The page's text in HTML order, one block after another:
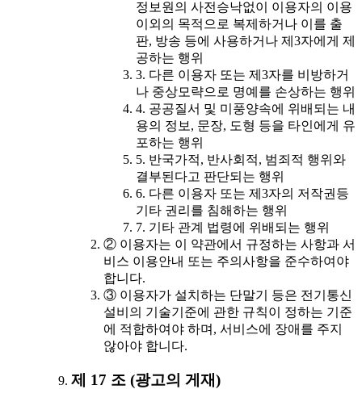
정보원의 사전승낙없이 이용자의 이용
이외의 목적으로 복제하거나 이를 출
판, 방송 등에 사용하거나 제3자에게 제
공하는 행위
3. 다른 이용자 또는 제3자를 비방하거
나 중상모략으로 명예를 손상하는 행위
4. 공공질서 및 미풍양속에 위배되는 내
용의 정보, 문장, 도형 등을 타인에게 유
포하는 행위
5. 반국가적, 반사회적, 범죄적 행위와
결부된다고 판단되는 행위
6. 다른 이용자 또는 제3자의 저작권등
기타 권리를 침해하는 행위
7. 기타 관계 법령에 위배되는 행위
② 이용자는 이 약관에서 규정하는 사항과 서
비스 이용안내 또는 주의사항을 준수하여야
합니다.
③ 이용자가 설치하는 단말기 등은 전기통신
설비의 기술기준에 관한 규칙이 정하는 기준
에 적합하여야 하며, 서비스에 장애를 주지
않아야 합니다.
제 17 조 (광고의 게재)